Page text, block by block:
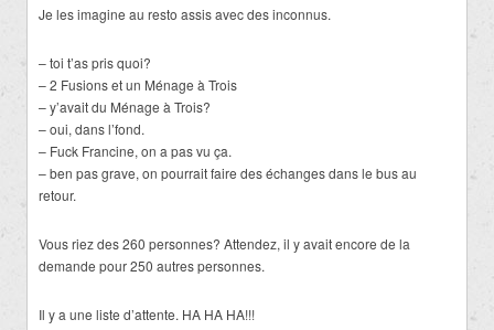
Je les imagine au resto assis avec des inconnus.
– toi t’as pris quoi?
– 2 Fusions et un Ménage à Trois
– y’avait du Ménage à Trois?
– oui, dans l’fond.
– Fuck Francine, on a pas vu ça.
– ben pas grave, on pourrait faire des échanges dans le bus au
retour.
Vous riez des 260 personnes? Attendez, il y avait encore de la
demande pour 250 autres personnes.
Il y a une liste d’attente. HA HA HA!!!